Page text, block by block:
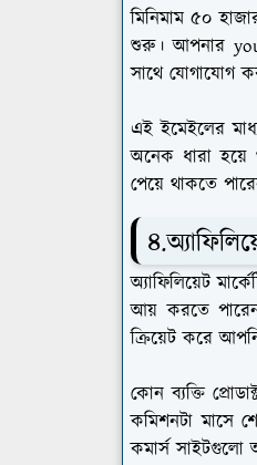
মিনিমাম ৫০
শুরু। আপনার
সাথে যোগাযোগ
এই ইমেইলের
অনেক ধারা হয়ে
পেয়ে থাকতে
অ্যাফিলিয়েট
আয় করতে
ক্রিয়েট করে
কোন ব্যক্তি
কমিশনটা মাসে
কমার্স সাইটগুলো